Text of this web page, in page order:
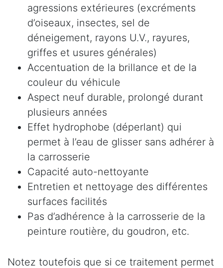
agressions extérieures (excréments
d’oiseaux, insectes, sel de
déneigement, rayons U.V., rayures,
griffes et usures générales)
Accentuation de la brillance et de la
couleur du véhicule
Aspect neuf durable, prolongé durant
plusieurs années
Effet hydrophobe (déperlant) qui
permet à l’eau de glisser sans adhérer à
la carrosserie
Capacité auto-nettoyante
Entretien et nettoyage des différentes
surfaces facilités
Pas d’adhérence à la carrosserie de la
peinture routière, du goudron, etc.
Notez toutefois que si ce traitement permet